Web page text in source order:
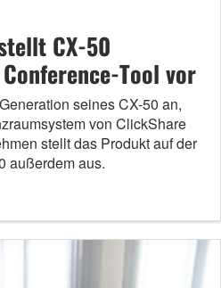
CX-50
Tool vor
seines CX-50 an,
von ClickShare
stellt das Produkt auf der
außerdem aus.